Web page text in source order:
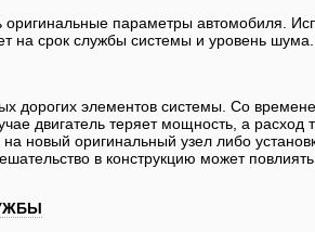
параметры автомобиля.
на срок службы системы и уровень шума.
дорогих элементов системы. Со
двигатель теряет мощность, а расход
новый оригинальный узел либо
в конструкцию может